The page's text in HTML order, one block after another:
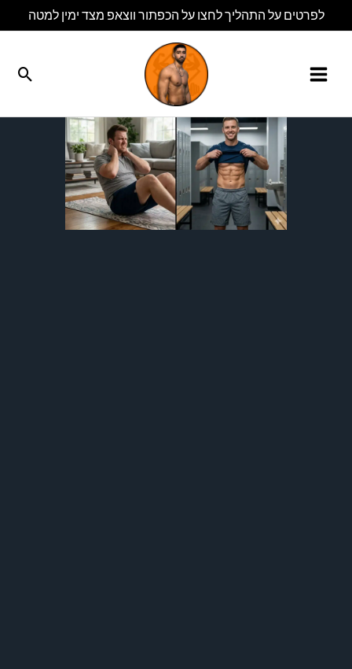
לתוכן
לפרטים על התהליך לחצו על הכפתור ווצאפ מצד ימין למטה